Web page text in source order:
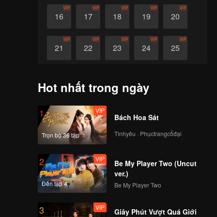
16
VIP
17
VIP
18
VIP
19
VIP
20
VIP
21
VIP
22
VIP
23
VIP
24
VIP
25
VIP
Hot nhất trong ngày
1
Trọn bộ 36 tập
VIP
Bách Hoa Sát
Tìnhyêu · Phụctrangcổđại
2
Đến tập 4
VIP
Be My Player Two (Uncut
ver.)
Be My Player Two
3 VIP
Giây Phút Vượt Quá Giới